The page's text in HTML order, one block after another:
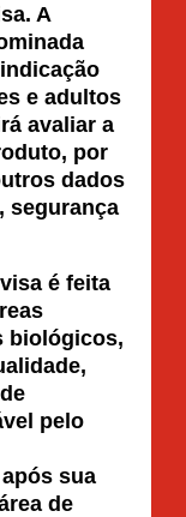
A
e adultos
avaliar a
por
dados
segurança
é feita
biológicos,
pelo
sua
de